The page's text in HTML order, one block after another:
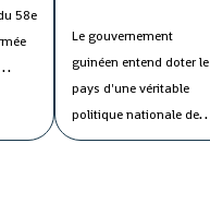
58e
Le gouvernement
guinéen entend doter le
pays d'une véritable
politique nationale de
l'eau afin de maîtriser